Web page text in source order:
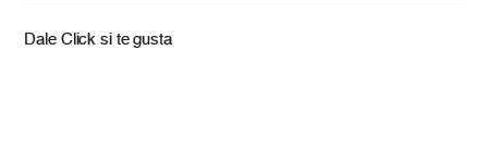
Dale Click si te gusta